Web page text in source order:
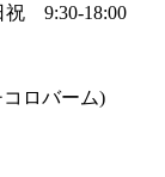
祝 9:30-18:00
コロバーム)